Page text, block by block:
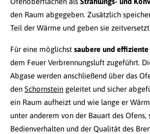
den Raum abgegeben. Zusätzlich
Teil der Wärme und geben sie
Für eine möglichst saubere und effiziente
dem Feuer Verbrennungsluft zugeführt.
Abgase werden anschließend über das
den Schornstein geleitet und sicher
ein Raum aufheizt und wie lange er
unter anderem von der Bauart des Ofens,
Bedienverhalten und der Qualität des